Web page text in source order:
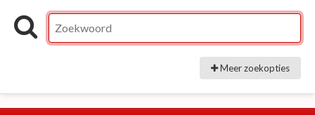
Meer zoekopties